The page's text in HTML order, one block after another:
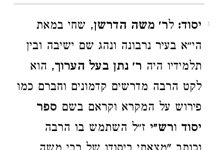
1 יסוד: לר׳ משה הדרשן, שחי במאת
הי״א בעיר נרבונה ונהג שם ישיבה ובין
תלמידיו היה ר׳ נתן בעל הערוך, הוא
לקט הרבה מדרשים קדמונים וחברם כמו
פירוש על המקרא וקראם בשם ספר
יסוד ורש״י ז״ל השתמש בו הרבה